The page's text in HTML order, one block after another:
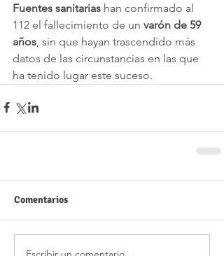
Fuentes sanitarias han confirmado al
112 el fallecimiento de un varón de 59
años , sin que hayan trascendido más
datos de las circunstancias en las que
ha tenido lugar este suceso.
Comentarios